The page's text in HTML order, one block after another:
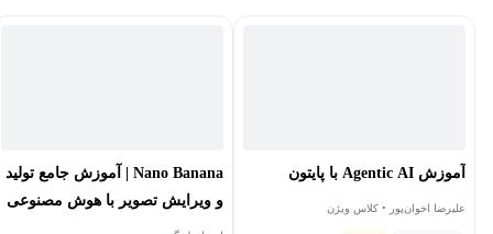
آموزش Agentic AI با پایتون
علیرضا اخوان‌پور • کلاس ویژن
Nano Banana |‌ آموزش جامع تولید
و ویرایش تصویر با هوش مصنوعی